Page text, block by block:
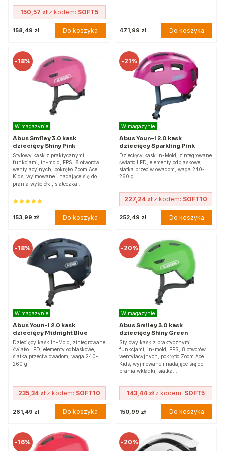
150,57 złz kodem: SOFT5
158,49 zł Do koszyka 471,99 zł Do koszyka
-18%
W magazynie
Abus Smiley 3.0 kask
dziecięcy Shiny Pink
Stylowy kask z praktycznymi
funkcjami, in-mold, EPS, 8 otworów
wentylacyjnych, pokrętło Zoom Ace
Kids, wyjmowane i nadające się do
prania wyściółki, siateczka…
153,99 zł Do koszyka
-21%
W magazynie
Abus Youn-I 2.0 kask
dziecięcy Sparkling Pink
Dziecięcy kask In-Mold, zintegrowane
światło LED, elementy odblaskowe,
siatka przeciw owadom, waga 240-
260 g.
227,24 złz kodem: SOFT10
252,49 zł Do koszyka
-18%
W magazynie
Abus Youn-I 2.0 kask
dziecięcy Midnight Blue
Dziecięcy kask In-Mold, zintegrowane
światło LED, elementy odblaskowe,
siatka przeciw owadom, waga 240-
260 g.
235,34 złz kodem: SOFT10
261,49 zł Do koszyka
-20%
W magazynie
Abus Smiley 3.0 kask
dziecięcy Shiny Green
Stylowy kask z praktycznymi
funkcjami, in-mold, EPS, 8 otworów
wentylacyjnych, pokrętło Zoom Ace
Kids, wyjmowane i nadające się do
prania wkładki, siatka…
143,44 złz kodem: SOFT5
150,99 zł Do koszyka
-16% -20%